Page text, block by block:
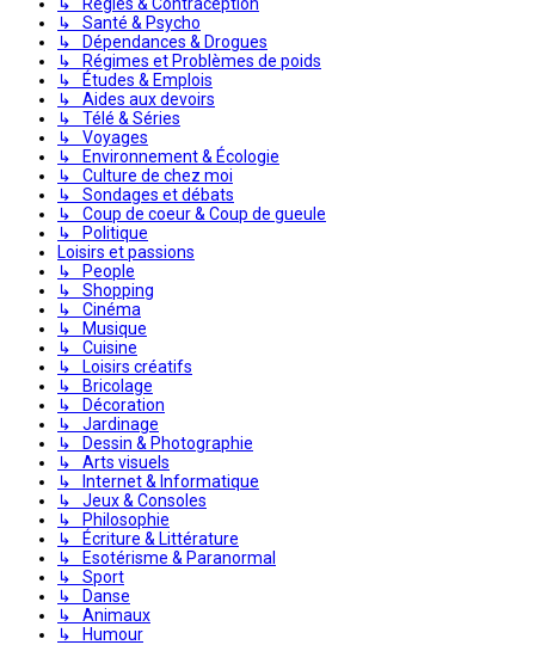
↳ Santé & Psycho
↳ Dépendances & Drogues
↳ Régimes et Problèmes de poids
↳ Études & Emplois
↳ Aides aux devoirs
↳ Télé & Séries
↳ Voyages
↳ Environnement & Écologie
↳ Culture de chez moi
↳ Sondages et débats
↳ Coup de coeur & Coup de gueule
↳ Politique
Loisirs et passions
↳ People
↳ Shopping
↳ Cinéma
↳ Musique
↳ Cuisine
↳ Loisirs créatifs
↳ Bricolage
↳ Décoration
↳ Jardinage
↳ Dessin & Photographie
↳ Arts visuels
↳ Internet & Informatique
↳ Jeux & Consoles
↳ Philosophie
↳ Écriture & Littérature
↳ Esotérisme & Paranormal
↳ Sport
↳ Danse
↳ Animaux
↳ Humour